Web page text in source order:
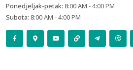
Ponedjeljak-petak: 8:00 AM - 4:00 PM
Subota: 8:00 AM - 4:00 PM